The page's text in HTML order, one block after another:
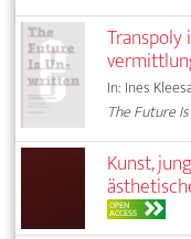
In: Ines
The Future
Kunst,
OPEN
ACCESS